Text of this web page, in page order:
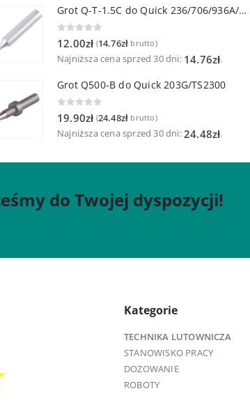
Grot Q-T-1.5C do Quick 236/706/936A/3104/3102/TS1100
12.00zł (14.76zł brutto)
Najniższa cena sprzed 30 dni: 14.76zł.
Grot Q500-B do Quick 203G/TS2300
0 out of 5
19.90zł (24.48zł brutto)
Najniższa cena sprzed 30 dni:24.48zł.
do Twojej dyspozycji!
Kategorie
TECHNIKA LUTOWNICZA
STANOWISKO PRACY
DOZOWANIE
ROBOTY